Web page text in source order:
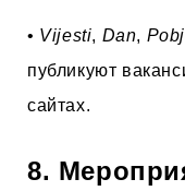
• Vijesti, Dan,
публикуют
сайтах.
8.